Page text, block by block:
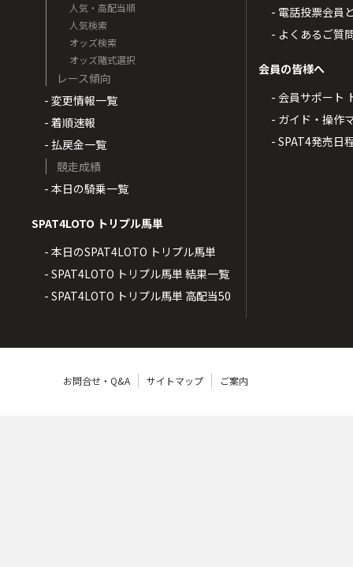
人気・高配当順
人気検索
オッズ検索
オッズ賭式選択
レース傾向
- 変更情報一覧
- 着順速報
- 払戻金一覧
競走成績
- 本日の騎乗一覧
SPAT4LOTO トリプル馬単
- 本日のSPAT4LOTO トリプル馬単
- SPAT4LOTO トリプル馬単 結果一覧
- SPAT4LOTO トリプル馬単 高配当50
- 電話投票会員
- よくあるご質
会員の皆様へ
- 会員サポート
- ガイド・操作
- SPAT4発売日
お問合せ・Q&A サイトマップ ご案内